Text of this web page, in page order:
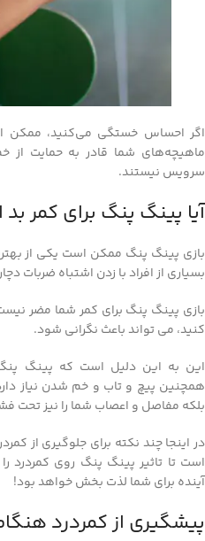
اگر احساس خستگی می‌کنید، ممکن
ماهیچه‌های شما قادر به حمایت
سرویس نیستند.
آیا پینگ پنگ برای کمر
بازی پینگ پنگ ممکن است یکی از
بسیاری از افراد با زدن اشتباه ضربات
بازی پینگ پنگ برای کمر شما مضر
کنید، می تواند باعث نگرانی شود.
این به این دلیل است که پینگ
همچنین پیچ و تاب و خم شدن نیاز
بلکه مفاصل و اعصاب شما را نیز تحت
در اینجا چند نکته برای جلوگیری از
است تا تاثیر پینگ پنگ روی
آینده برای شما لذت بخش خواهد بود!
پیشگیری از کمردرد